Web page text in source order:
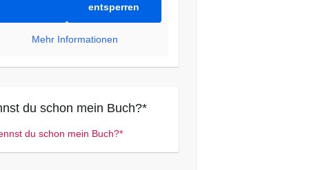
entsperren
Mehr Informationen
du schon mein Buch?*